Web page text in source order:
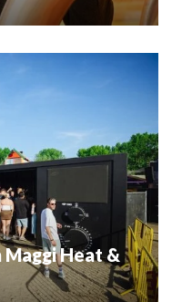
Heat &